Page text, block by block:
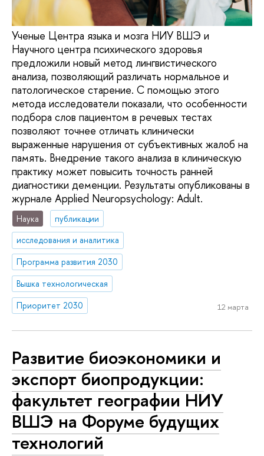
Ученые Центра языка и мозга НИУ ВШЭ и
Научного центра психического здоровья
предложили новый метод лингвистического
анализа, позволяющий различать нормальное и
патологическое старение. С помощью этого
метода исследователи показали, что особенности
подбора слов пациентом в речевых тестах
позволяют точнее отличать клинически
выраженные нарушения от субъективных жалоб на
память. Внедрение такого анализа в клиническую
практику может повысить точность ранней
диагностики деменции. Результаты опубликованы в
журнале Applied Neuropsychology: Adult.
Наука
публикации
исследования и аналитика
Программа развития 2030
Вышка технологическая
Приоритет 2030
12 марта
Развитие биоэкономики и
экспорт биопродукции:
факультет географии НИУ
ВШЭ на Форуме будущих
технологий